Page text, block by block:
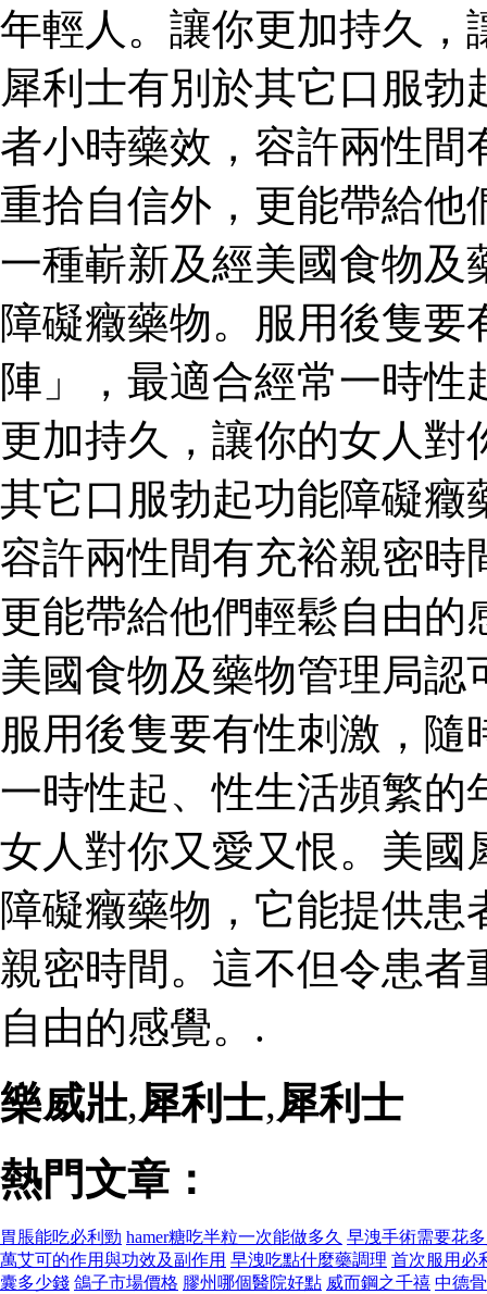
年輕人。讓你更加持久，
犀利士有別於其它口服
者小時藥效，容許兩性間
重拾自信外，更能帶給他
一種嶄新及經美國食物及
障礙癥藥物。服用後隻
陣」，最適合經常一時
更加持久，讓你的女人對
其它口服勃起功能障礙癥
容許兩性間有充裕親密時
更能帶給他們輕鬆自由的
美國食物及藥物管理局
服用後隻要有性刺激，
一時性起、性生活頻繁的
女人對你又愛又恨。美國
障礙癥藥物，它能提供
親密時間。這不但令患
自由的感覺。.
樂威壯,犀利士,犀利士
熱門文章：
胃脹能吃必利勁 hamer糖吃半粒一次能做多久 早洩手術需要花
萬艾可的作用與功效及副作用 早洩吃點什麼藥調理 首次服用必
囊多少錢 鴿子市場價格 膠州哪個醫院好點 威而鋼之千禧 中德